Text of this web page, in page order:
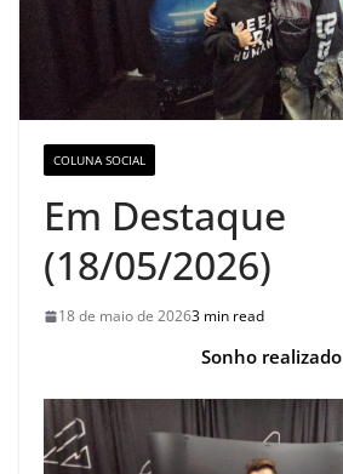
COLUNA SOCIAL
Em Destaque
(18/05/2026)
18 de maio de 20263 min read
Sonho realizado